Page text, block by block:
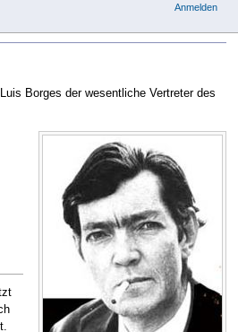
Borges der wesentliche Vertreter des
Anmelden